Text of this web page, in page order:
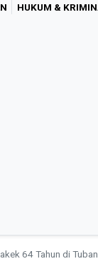
HUKUM &
64 Tahun di